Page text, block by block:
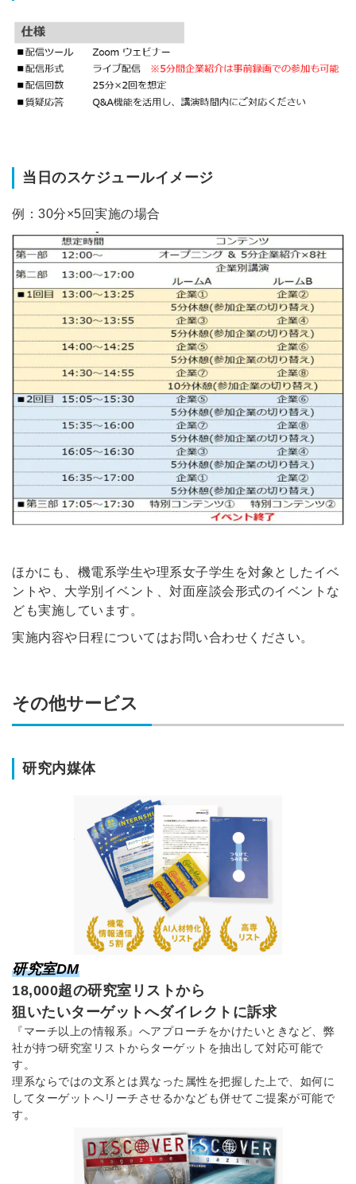
当日のスケジュールイメージ
例：30分×5回実施の場合
ほかにも、機電系学生や理系女子学生を対象としたイベ
ントや、大学別イベント、対面座談会形式のイベントな
ども実施しています。
実施内容や日程についてはお問い合わせください。
その他サービス
研究内媒体
研究室DM
18,000超の研究室リストから
狙いたいターゲットへダイレクトに訴求
『マーチ以上の情報系』へアプローチをかけたいときなど、弊
社が持つ研究室リストからターゲットを抽出して対応可能で
す。
理系ならではの文系とは異なった属性を把握した上で、如何に
してターゲットへリーチさせるかなども併せてご提案が可能で
す。